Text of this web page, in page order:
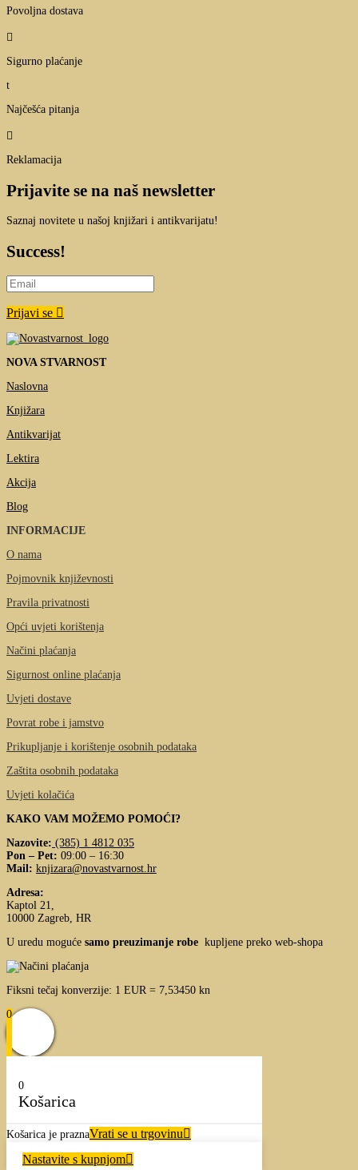
Povoljna dostava

Sigurno plaćanje
t
Najčešća pitanja

Reklamacija
Prijavite se na naš newsletter
Saznaj novitete u našoj knjižari i antikvarijatu!
Success!
Prijavi se
NOVA STVARNOST
Naslovna
Knjižara
Antikvarijat
Lektira
Akcija
Blog
INFORMACIJE
O nama
Pojmovnik književnosti
Pravila privatnosti
Opći uvjeti korištenja
Načini plaćanja
Sigurnost online plaćanja
Uvjeti dostave
Povrat robe i jamstvo
Prikupljanje i korištenje osobnih podataka
Zaštita osobnih podataka
Uvjeti kolačića
KAKO VAM MOŽEMO POMOĆI?
Nazovite: (385) 1 4812 035
Pon – Pet: 09:00 – 16:30
Mail: knjizara@novastvarnost.hr
Adresa:
Kaptol 21,
10000 Zagreb, HR
U uredu moguće samo preuzimanje robe kupljene preko web-shopa
Fiksni tečaj konverzije: 1 EUR = 7,53450 kn
0
0
Košarica
Košarica je praznaVrati se u trgovinu
Nastavite s kupnjom